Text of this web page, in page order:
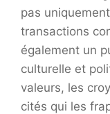
pas
transactions
également un
culturelle et
valeurs, les
cités qui les